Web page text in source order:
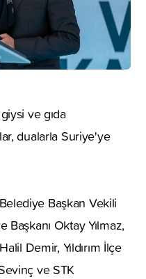
ve gıda
dualarla Suriye'ye
Başkan Vekili
Başkanı Oktay Yılmaz,
Demir, Yıldırım İlçe
ve STK